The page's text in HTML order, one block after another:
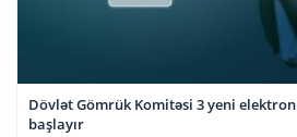
Dövlət Gömrük Komitəsi 3 yeni
başlayır